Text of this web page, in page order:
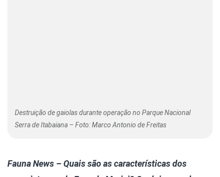
Destruição de gaiolas durante operação no Parque Nacional
Serra de Itabaiana – Foto: Marco Antonio de Freitas
Fauna News –Quais são as características dos